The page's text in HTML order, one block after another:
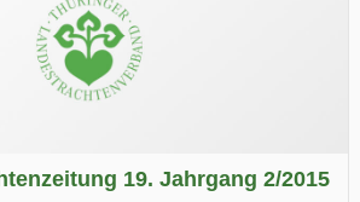
19. Jahrgang 2/2015